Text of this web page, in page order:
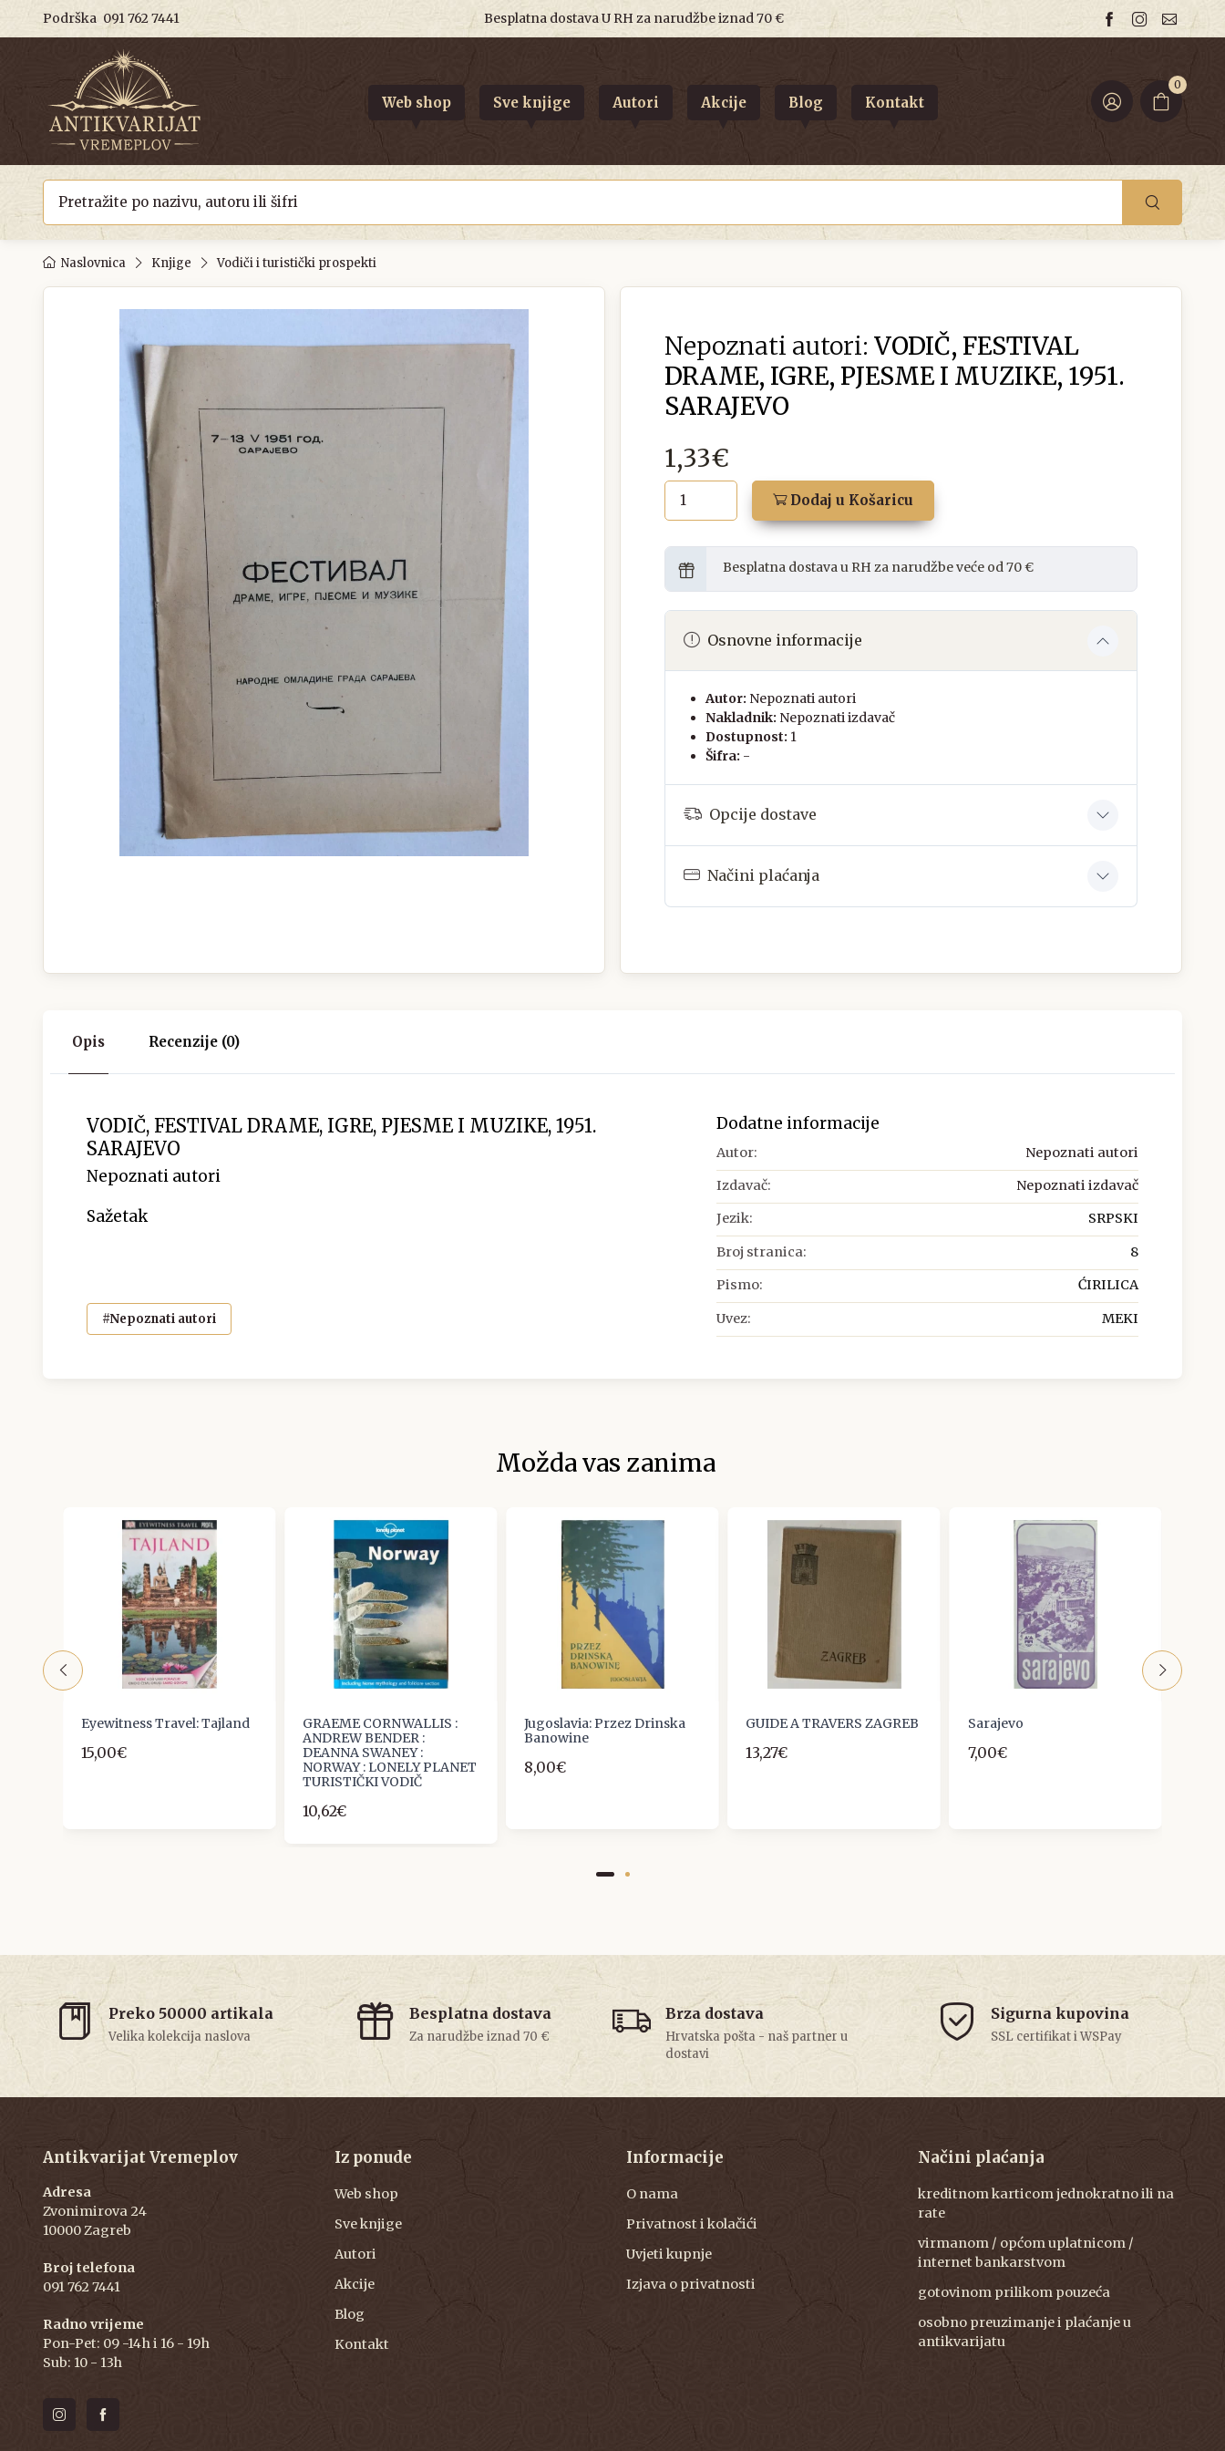
Podrška 091 762 7441 Besplatna dostava U RH za narudžbe iznad 70 €
0
Web shop Sve knjige Autori Akcije Blog Kontakt
Naslovnica Knjige Vodiči i turistički prospekti
Nepoznati autori: VODIČ, FESTIVAL
DRAME, IGRE, PJESME I MUZIKE, 1951.
SARAJEVO
1,33€
Dodaj u Košaricu
Besplatna dostava u RH za narudžbe veće od 70 €
Osnovne informacije
Autor: Nepoznati autori
Nakladnik: Nepoznati izdavač
Dostupnost: 1
Šifra: -
Opcije dostave
Načini plaćanja
Opis Recenzije (0)
VODIČ, FESTIVAL DRAME, IGRE, PJESME I MUZIKE, 1951.
SARAJEVO
Nepoznati autori
Sažetak
#Nepoznati autori
Dodatne informacije
Autor: Nepoznati autori
Izdavač: Nepoznati izdavač
Jezik: SRPSKI
Broj stranica: 8
Pismo: ĆIRILICA
Uvez: MEKI
Možda vas zanima
Eyewitness Travel: Tajland
15,00€
GRAEME CORNWALLIS :
ANDREW BENDER :
DEANNA SWANEY :
NORWAY : LONELY PLANET
TURISTIČKI VODIČ
10,62€
Jugoslavia: Przez Drinska
Banowine
8,00€
GUIDE A TRAVERS ZAGREB
13,27€
Sarajevo
7,00€
Preko 50000 artikala
Velika kolekcija naslova
Besplatna dostava
Za narudžbe iznad 70 €
Brza dostava
Hrvatska pošta - naš partner u
dostavi
Sigurna kupovina
SSL certifikat i WSPay
Antikvarijat Vremeplov
Adresa
Zvonimirova 24
10000 Zagreb
Broj telefona
091 762 7441
Radno vrijeme
Pon-Pet: 09 -14h i 16 - 19h
Sub: 10 - 13h
Iz ponude
Web shop
Sve knjige
Autori
Akcije
Blog
Kontakt
Informacije
O nama
Privatnost i kolačići
Uvjeti kupnje
Izjava o privatnosti
Načini plaćanja
kreditnom karticom jednokratno ili na
rate
virmanom / općom uplatnicom /
internet bankarstvom
gotovinom prilikom pouzeća
osobno preuzimanje i plaćanje u
antikvarijatu